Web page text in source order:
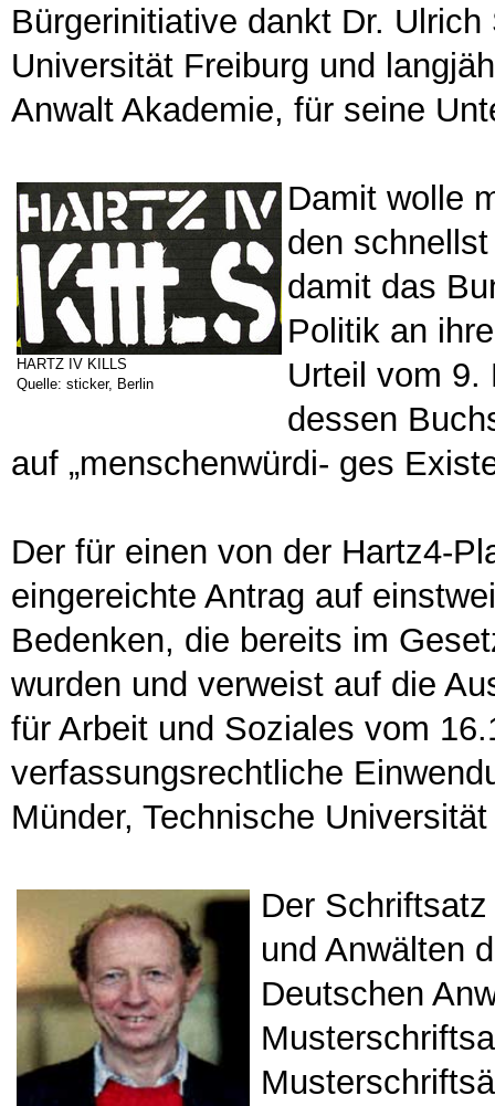
Bürgerinitiative dankt Dr.
Universität Freiburg und
Anwalt Akademie, für seine
HARTZ IV KILLS
Quelle: sticker, Berlin
Damit wolle
den
damit das
Politik an
Urteil vom 9.
dessen
auf „menschenwürdi- ges
Der für einen von der Hartz4-
eingereichte Antrag auf
Bedenken, die bereits im
wurden und verweist auf die
für Arbeit und Soziales vom
verfassungsrechtliche
Münder, Technische
Der
und Anwälten
Deutschen